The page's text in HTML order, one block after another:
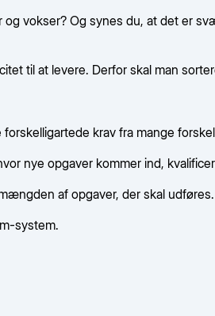
vokser? Og synes du, at det er
til at levere. Derfor skal man
krav fra mange
nye opgaver kommer ind,
af opgaver, der skal
system.